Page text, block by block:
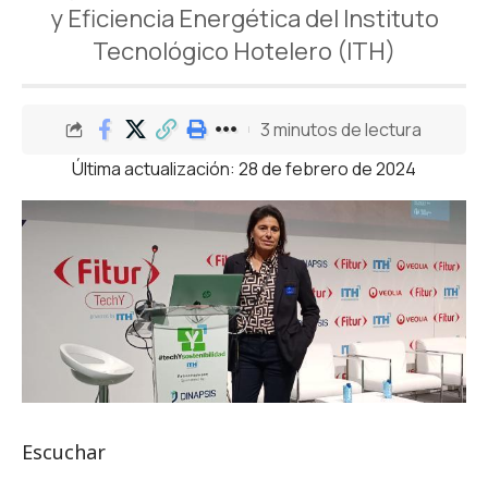
y Eficiencia Energética del Instituto
Tecnológico Hotelero (ITH)
Última actualización: 28 de febrero de 2024
3 minutos de lectura
Escuchar